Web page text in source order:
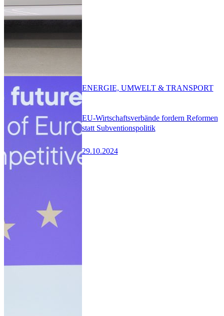
EU-Wirtschaftsverbände fordern Reformen
statt Subventionspolitik
29.10.2024
ENERGIE, UMWELT & TRANSPORT